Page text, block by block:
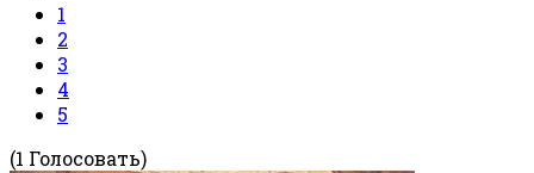
1
2
3
4
5
(1 Голосовать)